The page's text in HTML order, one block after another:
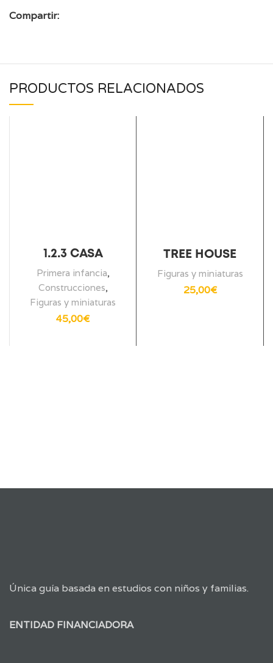
Compartir:
PRODUCTOS RELACIONADOS
1.2.3 CASA
Primera infancia,
Construcciones,
Figuras y miniaturas
45,00€
TREE HOUSE
Figuras y miniaturas
25,00€
Única guía basada en estudios con niños y familias.
ENTIDAD FINANCIADORA